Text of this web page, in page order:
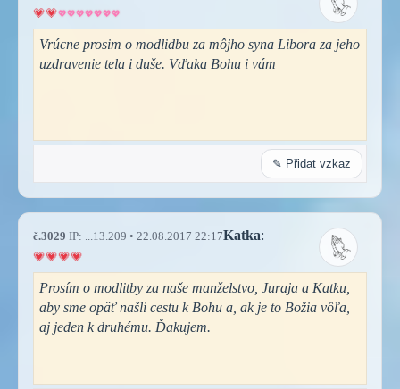
Vrúcne prosim o modlidbu za môjho syna Libora za jeho
uzdravenie tela i duše. Vďaka Bohu i vám
✎ Přidat vzkaz
č.3029 IP: ...13.209 • 22.08.2017 22:17Katka:
Prosím o modlitby za naše manželstvo, Juraja a Katku,
aby sme opäť našli cestu k Bohu a, ak je to Božia vôľa,
aj jeden k druhému. Ďakujem.